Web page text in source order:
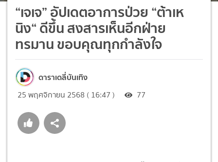
“เจเจ” อัปเดตอาการป่วย “ต้าเห
นิง“ ดีขึ้น สงสารเห็นอีกฝ่าย
ทรมาน ขอบคุณทุกกำลังใจ
ดาราเดลี่บันเทิง
25 พฤศจิกายน 2568 ( 16:47 ) 77